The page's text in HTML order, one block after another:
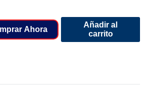
Ahora
Añadir al
carrito